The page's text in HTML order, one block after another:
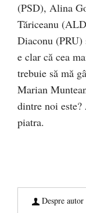
(PSD), Alina
Tăriceanu
Diaconu
e clar că cea
trebuie să mă
Marian
dintre noi
piatra.
Despre autor